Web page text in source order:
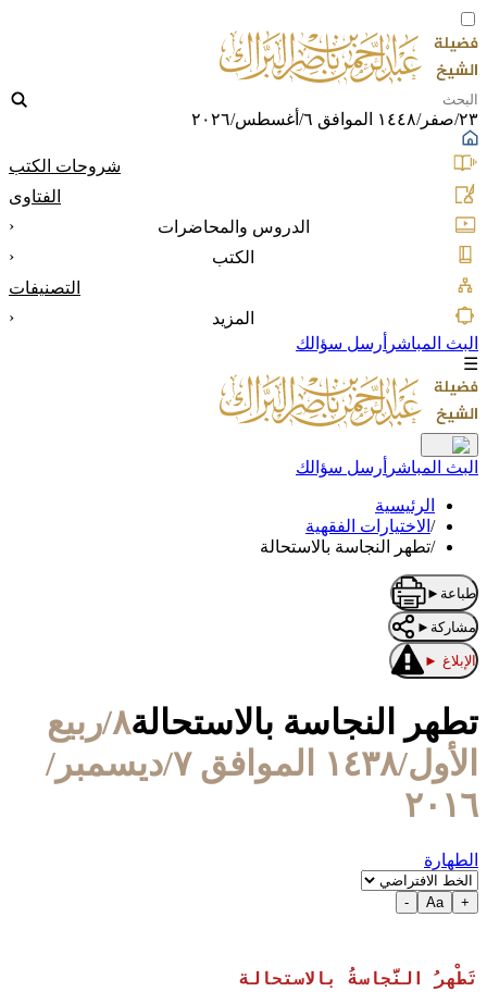
٢٣/صفر/١٤٤٨ الموافق ٦/أغسطس/٢٠٢٦
شروحات الكتب
الفتاوى
الدروس والمحاضرات
‹
الكتب
‹
التصنيفات
المزيد
‹
البث المباشر أرسل سؤالك
☰
البث المباشر أرسل سؤالك
الرئيسية
/ الاختيارات الفقهية
/تطهر النجاسة بالاستحالة
طباعة ►
مشاركة ►
الإبلاغ ►
تطهر النجاسة بالاستحالة ٨/ربيع
الأول/١٤٣٨ الموافق ٧/ديسمبر/
٢٠١٦
الطهارة
+
Aa
-
تَطْهرُ النَّجاسةُ بالاستحالة